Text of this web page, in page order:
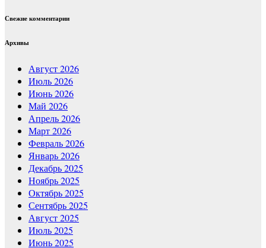
Свежие комментарии
Архивы
Август 2026
Июль 2026
Июнь 2026
Май 2026
Апрель 2026
Март 2026
Февраль 2026
Январь 2026
Декабрь 2025
Ноябрь 2025
Октябрь 2025
Сентябрь 2025
Август 2025
Июль 2025
Июнь 2025